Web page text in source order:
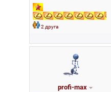
2 друга
profi-max